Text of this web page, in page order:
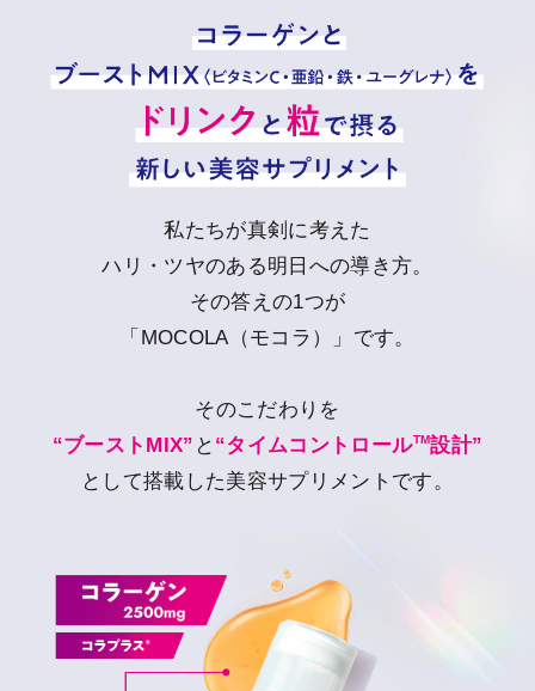
私たちが真剣に考えた
ハリ・ツヤのある明日への導き方。
その答えの1つが
「MOCOLA（モコラ）」です。
そのこだわりを
“ブーストMIX” と “タイムコントロールTM設計”
として搭載した美容サプリメントです。